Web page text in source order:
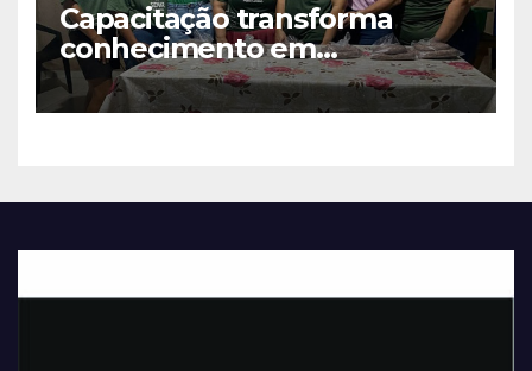
Capacitação transforma
conhecimento em
oportunidades em Nova
Lacerda